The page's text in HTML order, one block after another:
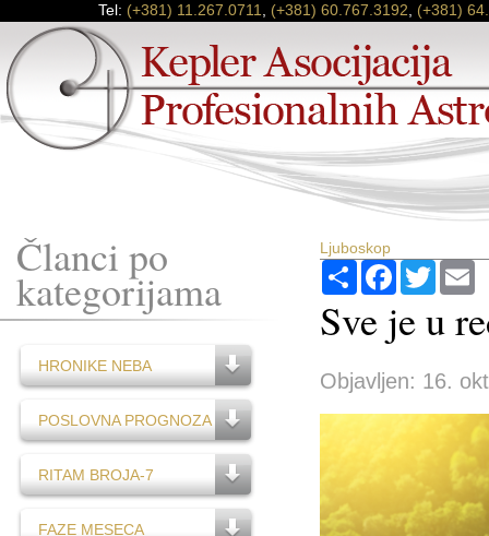
Tel: (+381) 11.267.0711 (+381) 60.767.3192 (+381)
Članci po
kategorijama
HRONIKE NEBA
POSLOVNA PROGNOZA
RITAM BROJA-7
FAZE MESECA
Ljuboskop
PodijeliFacebook
Twitter
Sve je u
Objavljen: 16.